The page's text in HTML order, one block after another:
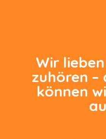
Wir
zuhören
können